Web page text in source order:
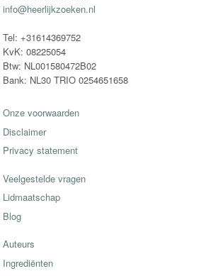
info@heerlijkzoeken.nl
Tel: +31614369752
KvK: 08225054
Btw: NL001580472B02
Bank: NL30 TRIO 0254651658
Onze voorwaarden
Disclaimer
Privacy statement
Veelgestelde vragen
Lidmaatschap
Blog
Auteurs
Ingrediënten